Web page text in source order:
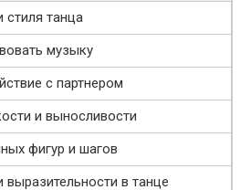
стиля танца
музыку
с партнером
и выносливости
фигур и шагов
в танце